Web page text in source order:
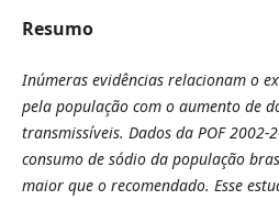
Resumo
Inúmeras evidências relacionam o
pela população com o aumento de
transmissíveis. Dados da POF 2002-
consumo de sódio da população
maior que o recomendado. Esse